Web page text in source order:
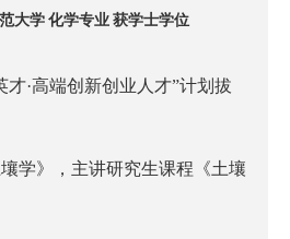
大学化学专业获学士学位
才·高端创新创业人才”计划拔
学》，主讲研究生课程《土壤